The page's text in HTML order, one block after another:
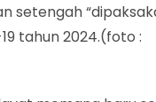
setengah
tahun 2024.(foto :